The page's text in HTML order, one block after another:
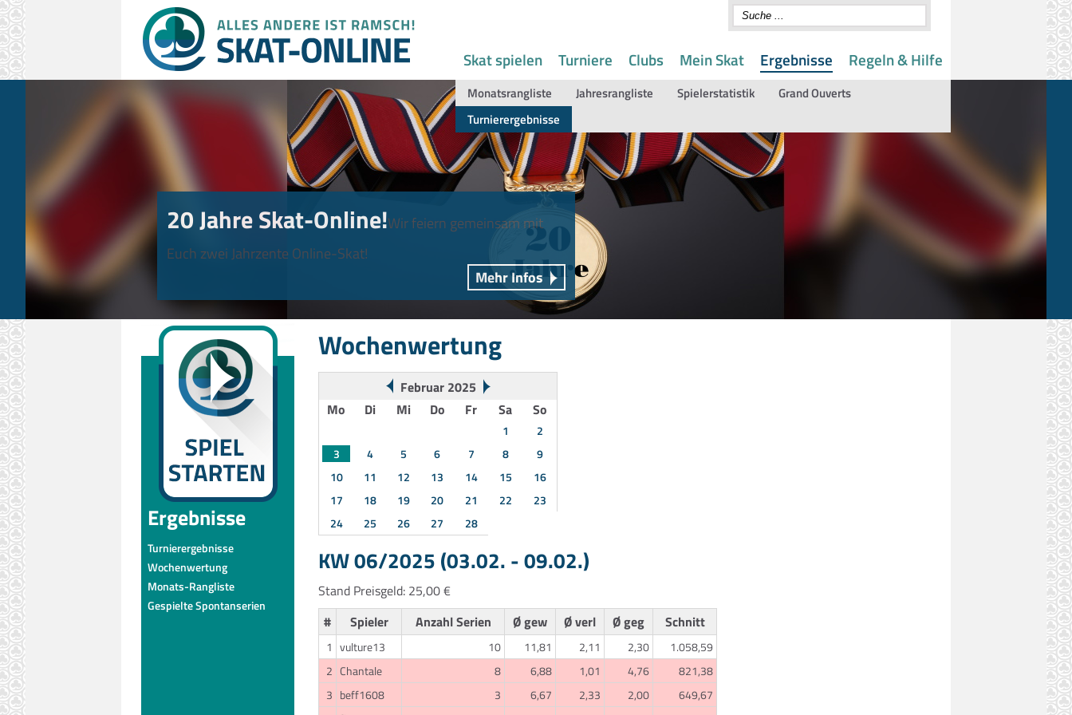
Skat spielen Turniere Clubs Mein Skat Ergebnisse
Monatsrangliste Jahresrangliste Spielerstatistik
Grand Ouverts
Turnierergebnisse
Regeln & Hilfe
20 Jahre Skat-Online!Wir feiern gemeinsam mit
Euch zwei Jahrzente Online-Skat!
Mehr Infos
Ergebnisse
Turnierergebnisse
Wochenwertung
Monats-Rangliste
Gespielte Spontanserien
Wochenwertung
Februar 2025
Mo
Di Mi Do Fr Sa So
1
2
3
4 5 6 7 8
9
10
11 12 13 14 15
16
17
18 19 20 21 22
23
24
25 26 27 28
KW 06/2025 (03.02. - 09.02.)
Stand Preisgeld: 25,00 €
#
Spieler Anzahl Serien Ø gew Ø verl Ø geg Schnitt
1 vulture13 10 11,81 2,11 2,30
1.058,59
2 Chantale 8 6,88 1,01 4,76
821,38
3 beff1608 3 6,67 2,33 2,00
649,67